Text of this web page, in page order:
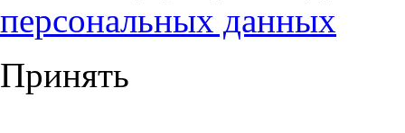
персональных данных
Принять